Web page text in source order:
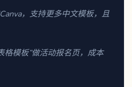
，支持更多中文模板，且
格模板”做活动报名页，成本